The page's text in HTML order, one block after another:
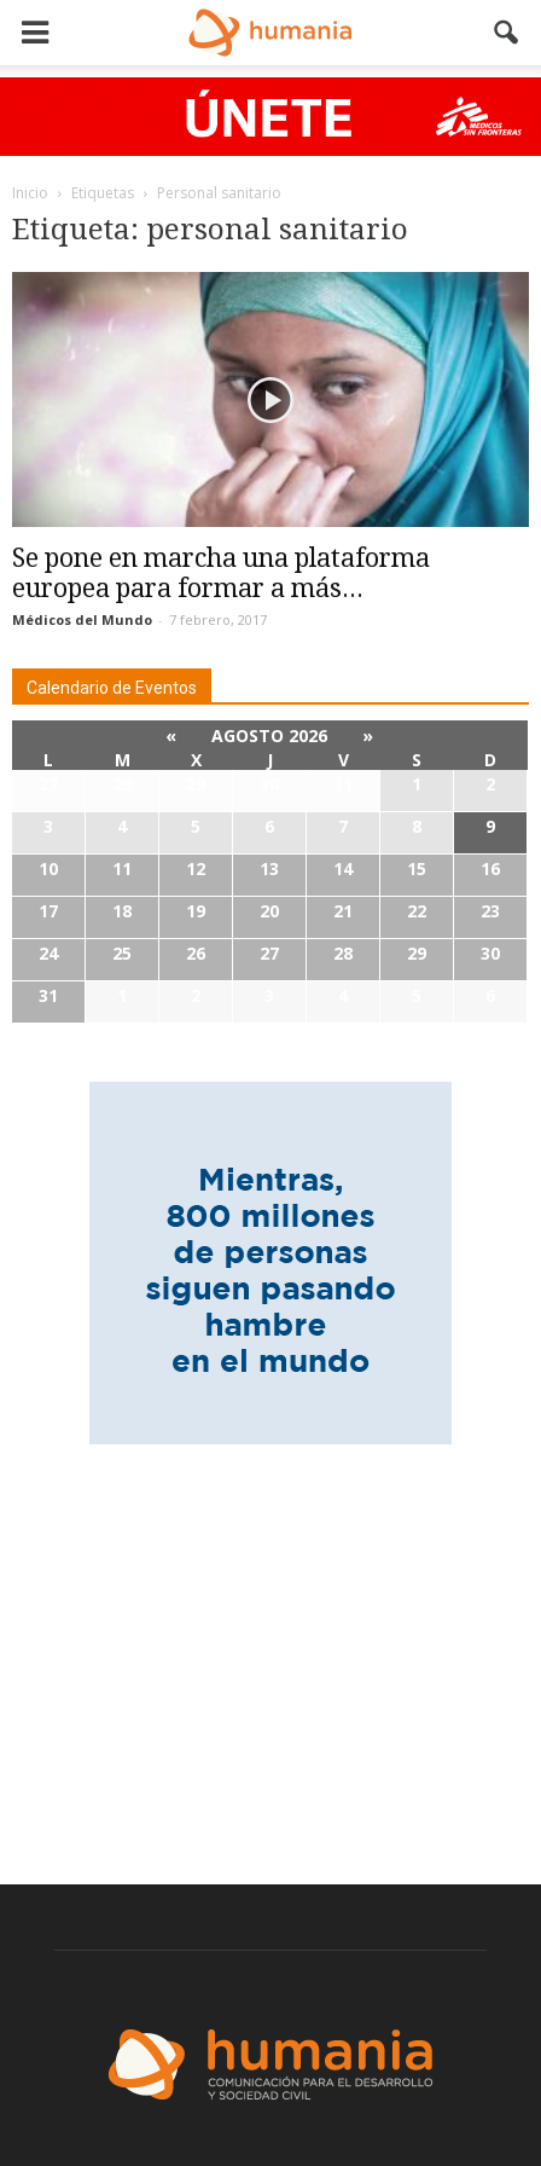
Inicio Etiquetas Personal sanitario
Etiqueta: personal sanitario
Se pone en marcha una plataforma
europea para formar a más...
Médicos del Mundo - 7 febrero, 2017
Calendario de Eventos
« AGOSTO 2026
»
L
M X J V S
D
1
2
3
4 5 6 7 8
9
10
11 12 13 14 15
16
17
18 19 20 21 22
23
24
25 26 27 28 29
30
31